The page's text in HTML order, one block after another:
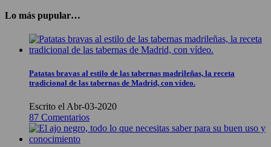
Lo más pupular…
Patatas bravas al estilo de las tabernas madrileñas, la receta
tradicional de las tabernas de Madrid, con vídeo.
Escrito el Abr-03-2020
87 Comentarios